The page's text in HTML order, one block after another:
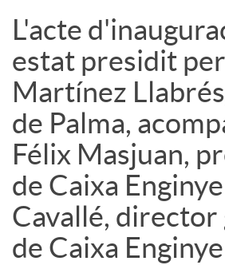
L'acte
estat presidit
Martínez
de Palma,
Félix Masjuan,
de Caixa
Cavallé, director
de Caixa